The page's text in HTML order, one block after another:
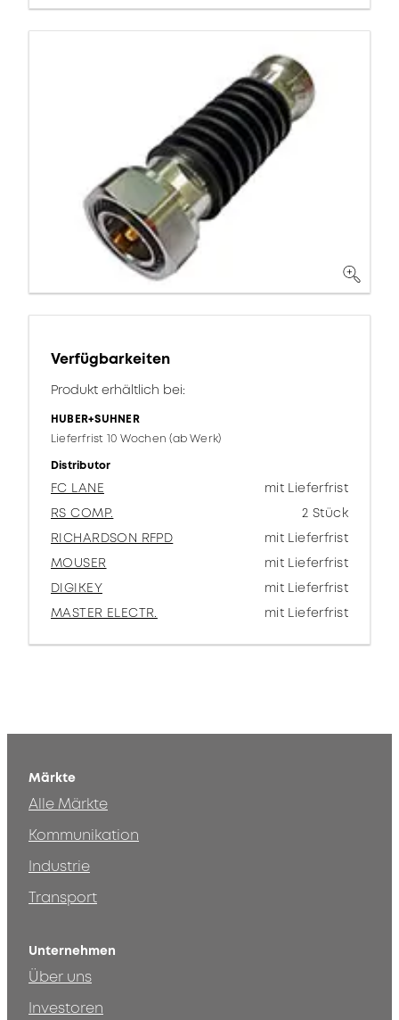
Verfügbarkeiten
Produkt erhältlich bei:
HUBER+SUHNER
Lieferfrist 10 Wochen (ab Werk)
Distributor
FC LANE
mit Lieferfrist
RS COMP.
2 Stück
RICHARDSON RFPD
mit Lieferfrist
MOUSER
mit Lieferfrist
DIGIKEY
mit Lieferfrist
MASTER ELECTR.
mit Lieferfrist
Märkte
Alle Märkte
Kommunikation
Industrie
Transport
Unternehmen
Über uns
Investoren